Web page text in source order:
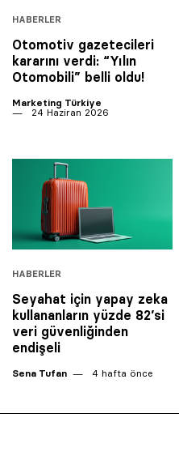
HABERLER
Otomotiv gazetecileri
kararını verdi: “Yılın
Otomobili” belli oldu!
Marketing Türkiye
24 Haziran 2026
HABERLER
Seyahat için yapay zeka
kullananların yüzde 82’si
veri güvenliğinden
endişeli
Sena Tufan 4 hafta önce